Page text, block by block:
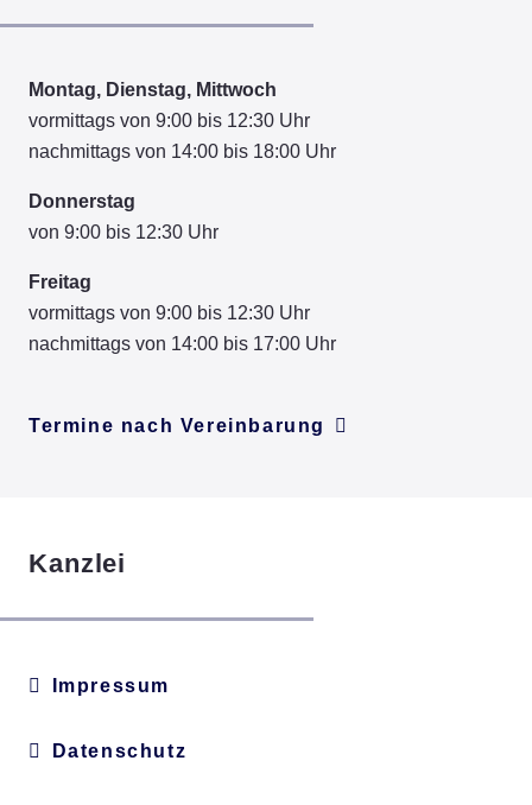
Montag, Dienstag, Mittwoch
vormittags von 9:00 bis 12:30 Uhr
nachmittags von 14:00 bis 18:00 Uhr
Donnerstag
von 9:00 bis 12:30 Uhr
Freitag
vormittags von 9:00 bis 12:30 Uhr
nachmittags von 14:00 bis 17:00 Uhr
Termine nach Vereinbarung
Kanzlei
Impressum
Datenschutz